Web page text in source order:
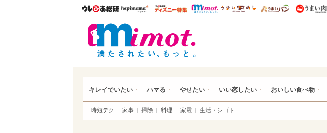
ウレぴあ総研ハピママ* ウレぴあ総研 ディズニー特集
mimot. うまいめし うまいパン
キレイでいたい ハマる やせたい いい恋したい おいしい食べ物
時短テク 家事 掃除 料理 家電 生活・シゴト